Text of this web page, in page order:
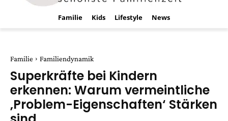
Familie Kids Lifestyle News
Familie Familiendynamik
Superkräfte bei Kindern
erkennen: Warum vermeintliche
‚Problem-Eigenschaften‘ Stärken